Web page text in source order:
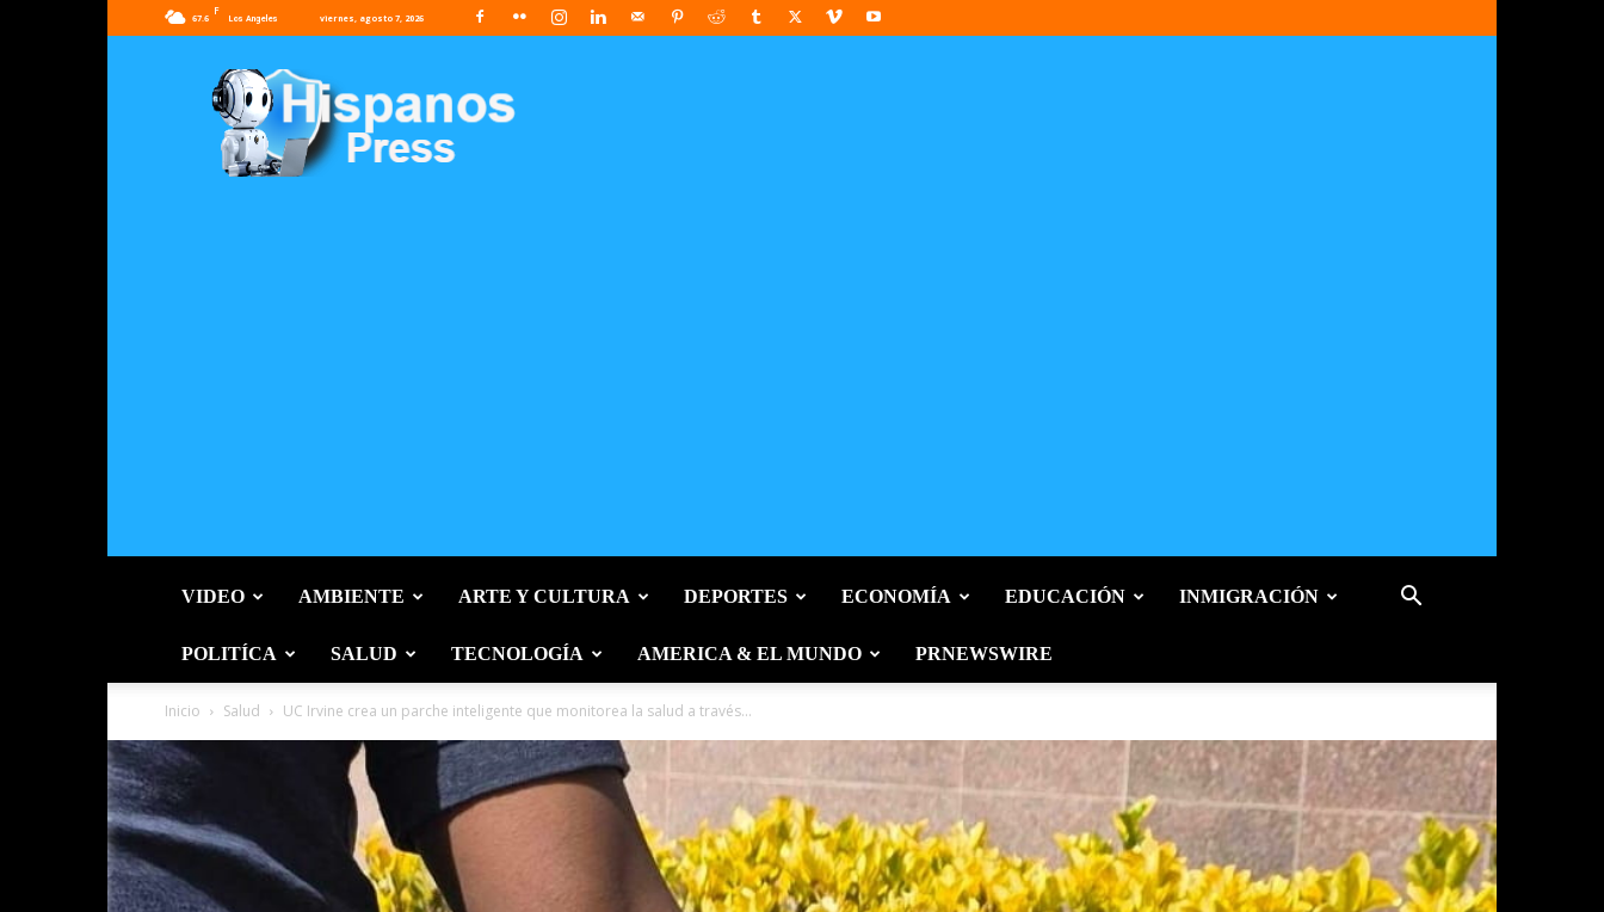
67.6
F
Los Angeles viernes, agosto 7, 2026
Press
VIDEO AMBIENTE ARTE Y CULTURA DEPORTES ECONOMÍA EDUCACIÓN INMIGRACIÓN
POLITÍCA SALUD TECNOLOGÍA AMERICA & EL MUNDO PRNEWSWIRE
Inicio Salud UC Irvine crea un parche inteligente que monitorea la salud a través...